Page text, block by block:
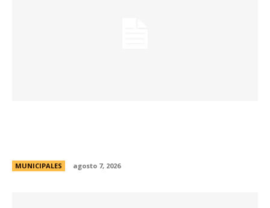
MUNICIPALES agosto 7, 2026